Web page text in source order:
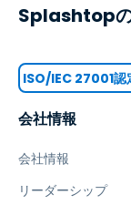
会社情報
会社情報
リーダーシップ
Splashtopの
ISO/IEC 27001認